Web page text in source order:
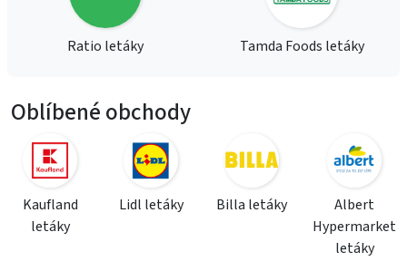
Ratio letáky Tamda Foods letáky
Oblíbené obchody
Kaufland
letáky
Lidl letáky Billa letáky
Albert
Hypermarket
letáky